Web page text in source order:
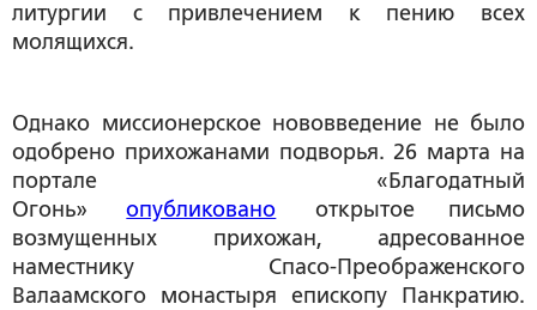
литургии с привлечением к пению всех
молящихся.
Однако миссионерское нововведение не было
одобрено прихожанами подворья. 26 марта на
портале «Благодатный
Огонь»опубликовано открытое письмо
возмущенных прихожан, адресованное
наместнику Спасо-Преображенского
Валаамского монастыря епископу Панкратию.